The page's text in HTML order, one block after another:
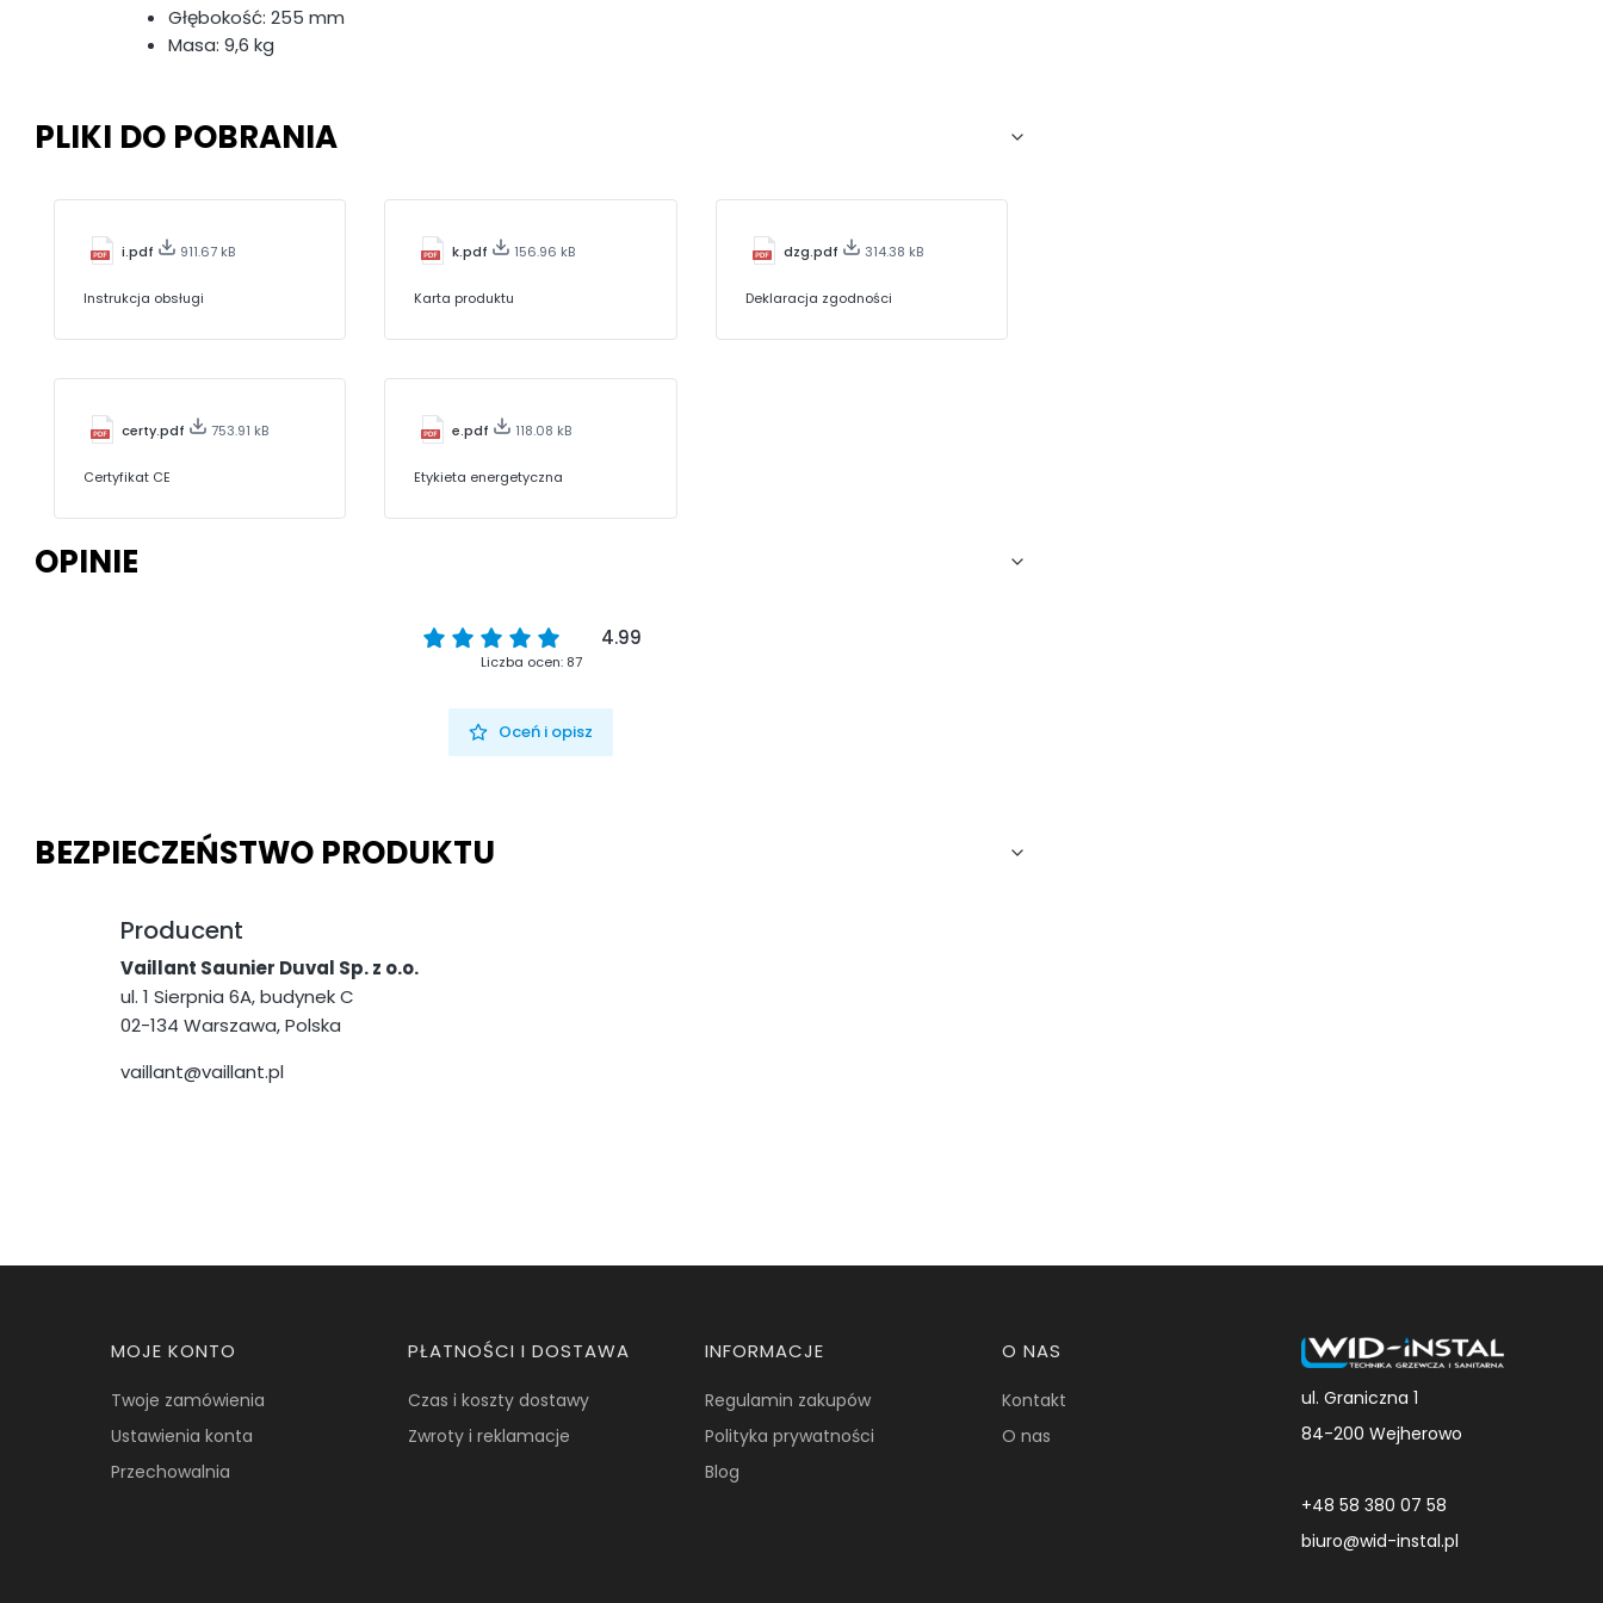
Głębokość: 255 mm
Masa: 9,6 kg
PLIKI DO POBRANIA
i.pdf 911.67 kB
Instrukcja obsługi
k.pdf 156.96 kB
Karta produktu
dzg.pdf 314.38 kB
Deklaracja zgodności
certy.pdf 753.91 kB
Certyfikat CE
e.pdf 118.08 kB
Etykieta energetyczna
OPINIE
4.99
Liczba ocen: 87
Oceń i opisz
BEZPIECZEŃSTWO PRODUKTU
Producent
Vaillant Saunier Duval Sp. z o.o.
ul. 1 Sierpnia 6A, budynek C
02-134 Warszawa, Polska
vaillant@vaillant.pl
Linki w stopce
MOJE KONTO
Twoje zamówienia
Ustawienia konta
Przechowalnia
PŁATNOŚCI I DOSTAWA
Czas i koszty dostawy
Zwroty i reklamacje
INFORMACJE
Regulamin zakupów
Polityka prywatności
Blog
O NAS
Kontakt
O nas
ul. Graniczna 1
84-200 Wejherowo
+48 58 380 07 58
biuro@wid-instal.pl